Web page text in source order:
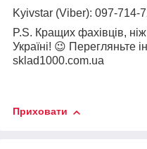
Kyivstar (Viber): 097-714-
P.S. Кращих фахівців,
Україні! 😉 Перегляньте
sklad1000.com.ua
Приховати